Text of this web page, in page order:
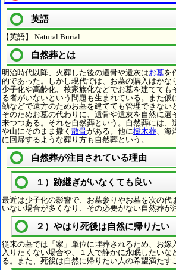
英語
【英語】 Natural Burial
自然葬とは
明治時代以降、火葬した後の遺骨や遺灰はお墓を
的であった。しかし現代では、お墓の購入はかな
少子化や高齢化、核家族化などでお墓を建てても
る者がいないという問題も生まれている。また仮
勤などで遠方のためお墓を建てても管理できない
そのためお墓の代わりに、遺骨や遺灰を自然に還
来つつある。それを自然葬という。自然葬には、
や山にそのまま撒く 散骨がある。他に樹木葬、海
に回帰するような葬り方も自然葬という。
自然葬が注目されている理由
１）跡継ぎがいなくても良い
最近は少子化の影響で、お墓参りやお墓を次の代
いない場合が多くなり、その必要がない自然葬が
２）やはり死後は自然に帰りたい
従来の墓では「家」単位に埋葬されるため、お嫁
入りたくない場合や、１人で静かに永眠したいな
る。また、死後は自然に帰りたい人の希望満たす